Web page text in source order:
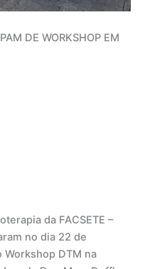
DE WORKSHOP EM
da FACSETE –
no dia 22 de
DTM na